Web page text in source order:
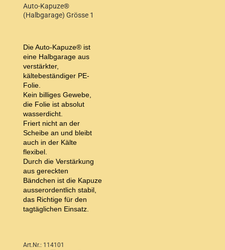
Auto-Kapuze®
(Halbgarage) Grösse 1
Die Auto-Kapuze® ist
eine Halbgarage aus
verstärkter,
kältebeständiger PE-
Folie.
Kein billiges Gewebe,
die Folie ist absolut
wasserdicht.
Friert nicht an der
Scheibe an und bleibt
auch in der Kälte
flexibel.
Durch die Verstärkung
aus gereckten
Bändchen ist die Kapuze
ausserordentlich stabil,
das Richtige für den
tagtäglichen Einsatz.
Art.Nr.: 114101